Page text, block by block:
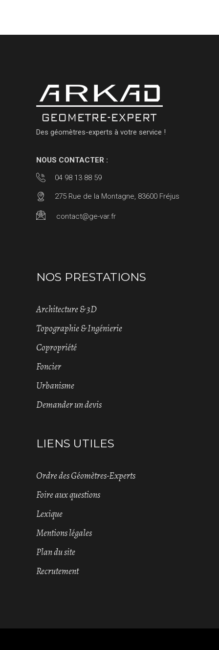
Des géomètres-experts à votre service !
NOUS CONTACTER :
04 98 13 88 59
275 Rue de la Montagne, 83600 Fréjus
contact@ge-var.fr
NOS PRESTATIONS
Architecture & 3D
Topographie & Ingénierie
Copropriété
Foncier
Urbanisme
Demander un devis
LIENS UTILES
Ordre des Géomètres-Experts
Foire aux questions
Lexique
Mentions légales
Plan du site
Recrutement